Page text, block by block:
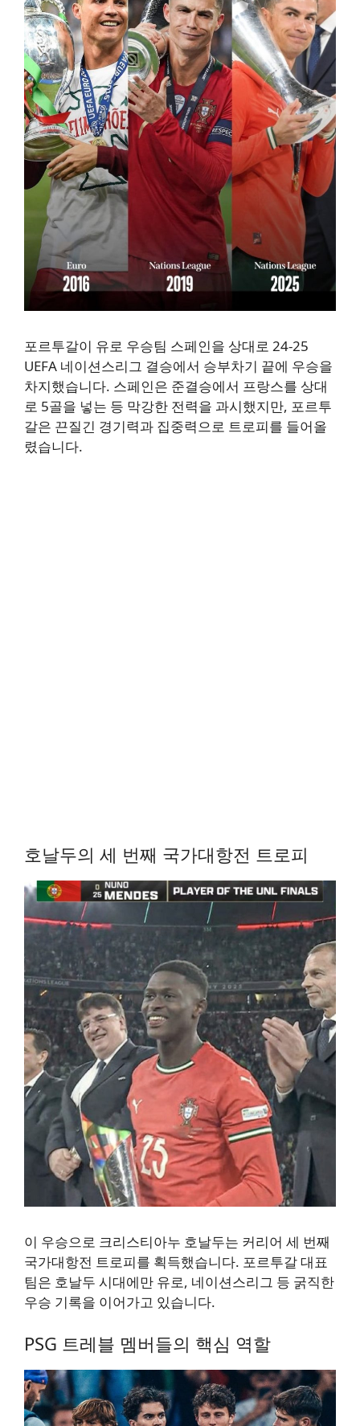
포르투갈이 유로 우승팀 스페인을 상대로 24-25
UEFA 네이션스리그 결승에서 승부차기 끝에 우승을
차지했습니다. 스페인은 준결승에서 프랑스를 상대
로 5골을 넣는 등 막강한 전력을 과시했지만, 포르투
갈은 끈질긴 경기력과 집중력으로 트로피를 들어올
렸습니다.
호날두의 세 번째 국가대항전 트로피
이 우승으로 크리스티아누 호날두는 커리어 세 번째
국가대항전 트로피를 획득했습니다. 포르투갈 대표
팀은 호날두 시대에만 유로, 네이션스리그 등 굵직한
우승 기록을 이어가고 있습니다.
PSG 트레블 멤버들의 핵심 역할